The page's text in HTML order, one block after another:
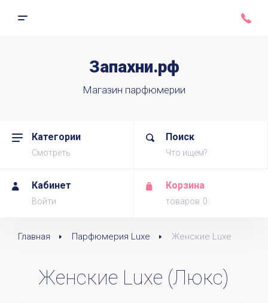
Запахни.рф
Магазин парфюмерии
Категории
Смотреть
Поиск
Что ищем?
Кабинет
Войти
Корзина
товаров
Главная Парфюмерия Luxe Женские Luxe
Женские Luxe (Люкс)